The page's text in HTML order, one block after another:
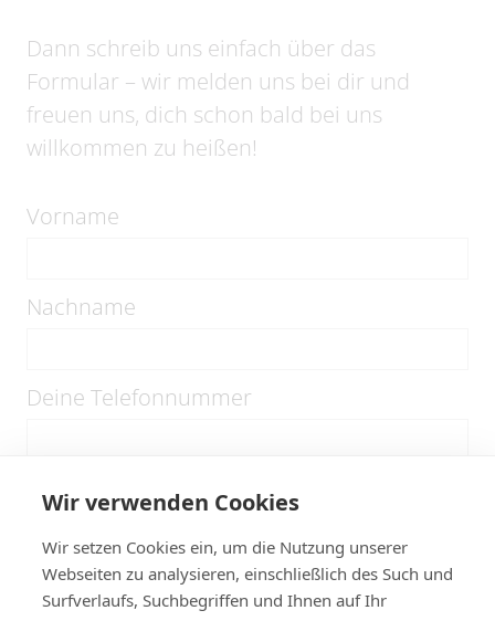
Wir verwenden Cookies
Wir setzen Cookies ein, um die Nutzung unserer
Webseiten zu analysieren, einschließlich des Such und
Surfverlaufs, Suchbegriffen und Ihnen auf Ihr
Dann schreib uns einfach über das
Formular – wir melden uns bei dir und
freuen uns, dich schon bald bei uns
willkommen zu heißen!
Vorname
Nachname
Deine Telefonnummer
Deine E-Mail-Adresse
Wer ist dein Notfallkontakt